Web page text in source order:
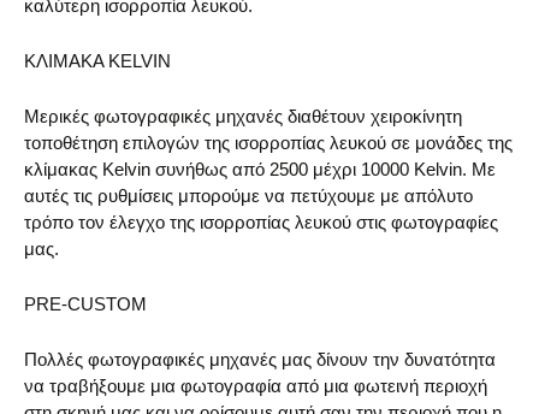
καλύτερη ισορροπία λευκού.
ΚΛΙΜΑΚΑ KELVIN
Μερικές φωτογραφικές μηχανές διαθέτουν χειροκίνητη
τοποθέτηση επιλογών της ισορροπίας λευκού σε μονάδες της
κλίμακας Kelvin συνήθως από 2500 μέχρι 10000 Kelvin. Με
αυτές τις ρυθμίσεις μπορούμε να πετύχουμε με απόλυτο
τρόπο τον έλεγχο της ισορροπίας λευκού στις φωτογραφίες
μας.
PRE-CUSTOM
Πολλές φωτογραφικές μηχανές μας δίνουν την δυνατότητα
να τραβήξουμε μια φωτογραφία από μια φωτεινή περιοχή